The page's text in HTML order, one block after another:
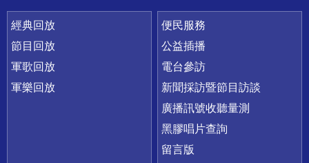
經典回放
節目回放
軍歌回放
軍樂回放
便民服務
公益插播
電台參訪
新聞採訪暨節目訪談
廣播訊號收聽量測
黑膠唱片查詢
留言版